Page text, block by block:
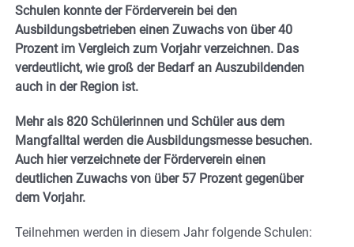
Schulen konnte der Förderverein bei den
Ausbildungsbetrieben einen Zuwachs von über 40
Prozent im Vergleich zum Vorjahr verzeichnen. Das
verdeutlicht, wie groß der Bedarf an Auszubildenden
auch in der Region ist.
Mehr als 820 Schülerinnen und Schüler aus dem
Mangfalltal werden die Ausbildungsmesse besuchen.
Auch hier verzeichnete der Förderverein einen
deutlichen Zuwachs von über 57 Prozent gegenüber
dem Vorjahr.
Teilnehmen werden in diesem Jahr folgende Schulen: